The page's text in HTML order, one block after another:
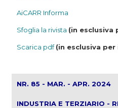
AiCARR Informa
Sfoglia la rivista (in esclusiva
Scarica pdf (in esclusiva per
NR. 85 - MAR. - APR. 2024
INDUSTRIA E TERZIARIO -